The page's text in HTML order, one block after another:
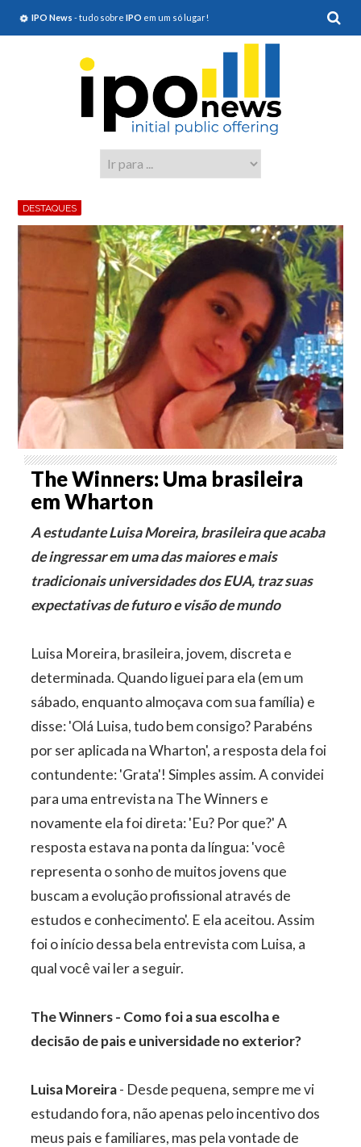
IPO News - tudo sobre IPO em um só lugar!
DESTAQUES
The Winners: Uma brasileira
em Wharton
A estudante Luisa Moreira, brasileira que acaba
de ingressar em uma das maiores e mais
tradicionais universidades dos EUA, traz suas
expectativas de futuro e visão de mundo
Luisa Moreira, brasileira, jovem, discreta e
determinada. Quando liguei para ela (em um
sábado, enquanto almoçava com sua família) e
disse: 'Olá Luisa, tudo bem consigo? Parabéns
por ser aplicada na Wharton', a resposta dela foi
contundente: 'Grata'! Simples assim. A convidei
para uma entrevista na The Winners e
novamente ela foi direta: 'Eu? Por que?' A
resposta estava na ponta da língua: 'você
representa o sonho de muitos jovens que
buscam a evolução profissional através de
estudos e conhecimento'. E ela aceitou. Assim
foi o início dessa bela entrevista com Luisa, a
qual você vai ler a seguir.
The Winners - Como foi a sua escolha e
decisão de pais e universidade no exterior?
Luisa Moreira- Desde pequena, sempre me vi
estudando fora, não apenas pelo incentivo dos
meus pais e familiares, mas pela vontade de